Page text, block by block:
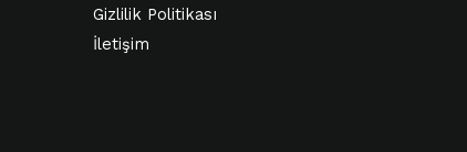
Gizlilik Politikası
İletişim